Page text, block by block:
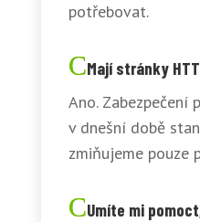
potřebovat.
Mají stránky
Ano. Zabezpečení
v dnešní době
zmiňujeme pouze
Umíte mi